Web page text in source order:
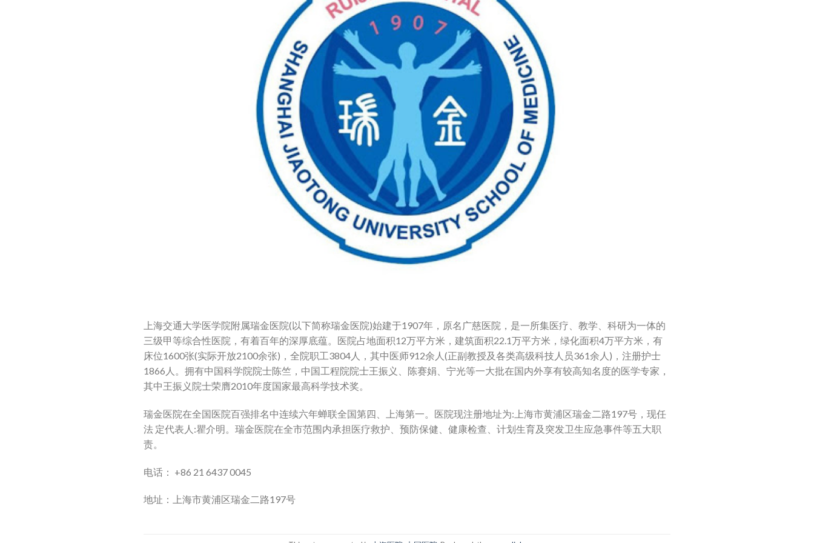
上海交通大学医学院附属瑞金医院(以下简称瑞金医院)始建于1907年，原名广慈医院，是一所集医疗、教学、科研为一体的
三级甲等综合性医院，有着百年的深厚底蕴。医院占地面积12万平方米，建筑面积22.1万平方米，绿化面积4万平方米，有
床位1600张(实际开放2100余张)，全院职工3804人，其中医师912余人(正副教授及各类高级科技人员361余人)，注册护士
1866人。拥有中国科学院院士陈竺，中国工程院院士王振义、陈赛娟、宁光等一大批在国内外享有较高知名度的医学专家，
其中王振义院士荣膺2010年度国家最高科学技术奖。
瑞金医院在全国医院百强排名中连续六年蝉联全国第四、上海第一。医院现注册地址为:上海市黄浦区瑞金二路197号，现任
法 定代表人:瞿介明。瑞金医院在全市范围内承担医疗救护、预防保健、健康检查、计划生育及突发卫生应急事件等五大职
责。
电话： +86 21 6437 0045
地址：上海市黄浦区瑞金二路197号